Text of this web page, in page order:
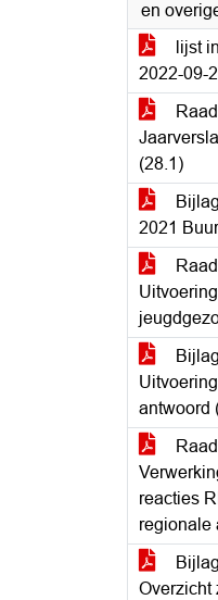
en
lijst
2022-09-
(28.1)
2021
antwoord
reacties
regionale
Overzicht